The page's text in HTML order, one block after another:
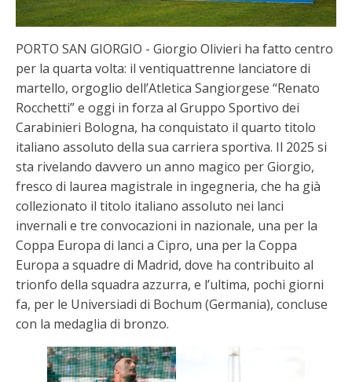
PORTO SAN GIORGIO - Giorgio Olivieri ha fatto centro
per la quarta volta: il ventiquattrenne lanciatore di
martello, orgoglio dell’Atletica Sangiorgese “Renato
Rocchetti” e oggi in forza al Gruppo Sportivo dei
Carabinieri Bologna, ha conquistato il quarto titolo
italiano assoluto della sua carriera sportiva. Il 2025 si
sta rivelando davvero un anno magico per Giorgio,
fresco di laurea magistrale in ingegneria, che ha già
collezionato il titolo italiano assoluto nei lanci
invernali e tre convocazioni in nazionale, una per la
Coppa Europa di lanci a Cipro, una per la Coppa
Europa a squadre di Madrid, dove ha contribuito al
trionfo della squadra azzurra, e l’ultima, pochi giorni
fa, per le Universiadi di Bochum (Germania), concluse
con la medaglia di bronzo.